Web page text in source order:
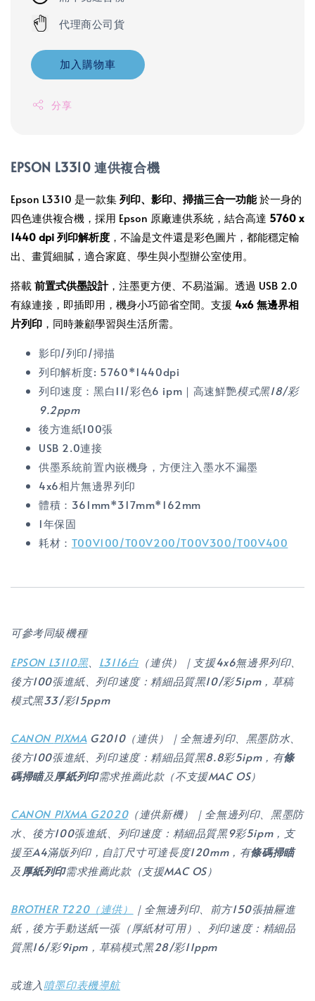
代理商公司貨
加入購物車
分享
EPSON L3310 連供複合機
Epson L3310 是一款集列印、影印、掃描三合一功能於一身的
四色連供複合機，採用 Epson 原廠連供系統，結合高達 5760 x
1440 dpi 列印解析度 ，不論是文件還是彩色圖片，都能穩定輸
出、畫質細膩，適合家庭、學生與小型辦公室使用。
搭載前置式供墨設計，注墨更方便、不易溢漏。透過 USB 2.0
有線連接，即插即用，機身小巧節省空間。支援 4x6 無邊界相
片列印 ，同時兼顧學習與生活所需。
影印/列印/掃描
列印解析度: 5760*1440dpi
列印速度：黑白11/彩色6 ipm｜高速鮮艷模式黑18/彩
9.2ppm
後方進紙100張
USB 2.0連接
供墨系統前置內嵌機身，方便注入墨水不漏墨
4x6相片無邊界列印
體積：361mm*317mm*162mm
1年保固
耗材： T00V100/T00V200/T00V300/T00V400
可參考同級機種
EPSON L3110黑、 L3116白 （連供）｜支援4x6無邊界列印、
後方100張進紙、列印速度：精細品質黑10/彩5ipm，草稿
模式黑33/彩15ppm
CANON PIXMAG2010（連供）｜全無邊列印、黑墨防水、
後方100張進紙、列印速度：精細品質黑8.8彩5ipm，有條
碼掃瞄及厚紙列印需求推薦此款（不支援MAC OS）
CANON PIXMA G2020（連供新機）｜全無邊列印、黑墨防
水、後方100張進紙、列印速度：精細品質黑9彩5ipm，支
援至A4滿版列印，自訂尺寸可達長度120mm，有條碼掃瞄
及厚紙列印需求推薦此款（支援MAC OS）
BROTHER T220（連供）
｜全無邊列印、前方150張抽屜進
紙，後方手動送紙一張（厚紙材可用）、列印速度：精細品
質黑16/彩9ipm，草稿模式黑28/彩11ppm
或進入 噴墨印表機導航